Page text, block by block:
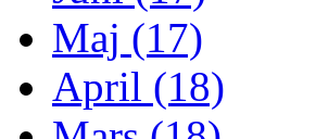
Maj (17)
April (18)